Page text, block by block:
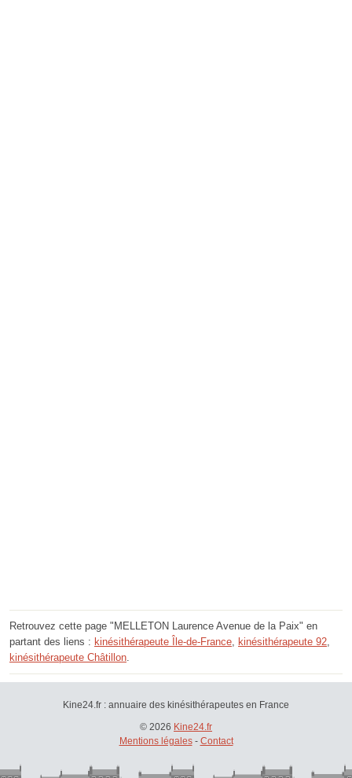
Retrouvez cette page "MELLETON Laurence Avenue de la Paix" en
partant des liens : kinésithérapeute Île-de-France, kinésithérapeute 92,
kinésithérapeute Châtillon.
Kine24.fr : annuaire des kinésithérapeutes en France
© 2026 Kine24.fr
Mentions légales- Contact